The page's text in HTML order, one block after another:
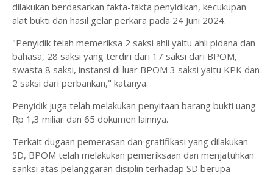
dilakukan berdasarkan fakta-fakta penyidikan, kecukupan
alat bukti dan hasil gelar perkara pada 24 Juni 2024.
"Penyidik telah memeriksa 2 saksi ahli yaitu ahli pidana dan
bahasa, 28 saksi yang terdiri dari 17 saksi dari BPOM,
swasta 8 saksi, instansi di luar BPOM 3 saksi yaitu KPK dan
2 saksi dari perbankan," katanya.
Penyidik juga telah melakukan penyitaan barang bukti uang
Rp 1,3 miliar dan 65 dokumen lainnya.
Terkait dugaan pemerasan dan gratifikasi yang dilakukan
SD, BPOM telah melakukan pemeriksaan dan menjatuhkan
sanksi atas pelanggaran disiplin terhadap SD berupa